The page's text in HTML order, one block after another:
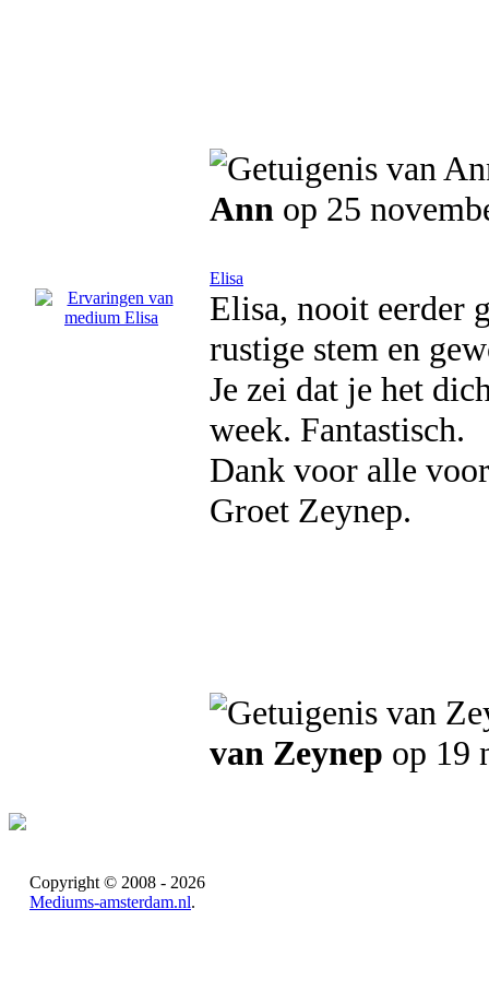
Ann op 25
Elisa
Elisa, nooit eerder
rustige stem en
Je zei dat je het
week. Fantastisch.
Dank voor alle
Groet Zeynep.
van Zeynep op 19
Copyright © 2008 - 2026
Mediums-amsterdam.nl.